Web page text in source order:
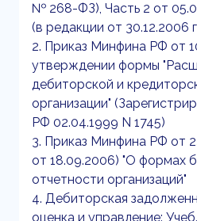
№ 268-ФЗ), Часть 2 от
(в редакции от
2. Приказ Минфина РФ от
утверждении формы
дебиторской и
организации"
РФ 02.04.1999 N 1745)
3. Приказ Минфина РФ от
от 18.09.2006) "О формах
отчетности организаций"
4. Дебиторская
оценка и управление: